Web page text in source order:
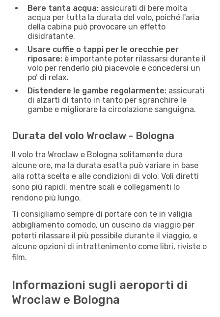
Bere tanta acqua: assicurati di bere molta
acqua per tutta la durata del volo, poiché l'aria
della cabina può provocare un effetto
disidratante.
Usare cuffie o tappi per le orecchie per
riposare: è importante poter rilassarsi durante il
volo per renderlo piú piacevole e concedersi un
po’ di relax.
Distendere le gambe regolarmente: assicurati
di alzarti di tanto in tanto per sgranchire le
gambe e migliorare la circolazione sanguigna.
Durata del volo Wroclaw - Bologna
Il volo tra Wroclaw e Bologna solitamente dura
alcune ore, ma la durata esatta può variare in base
alla rotta scelta e alle condizioni di volo. Voli diretti
sono più rapidi, mentre scali e collegamenti lo
rendono più lungo.
Ti consigliamo sempre di portare con te in valigia
abbigliamento comodo, un cuscino da viaggio per
poterti rilassare il più possibile durante il viaggio, e
alcune opzioni di intrattenimento come libri, riviste o
film.
Informazioni sugli aeroporti di
Wroclaw e Bologna